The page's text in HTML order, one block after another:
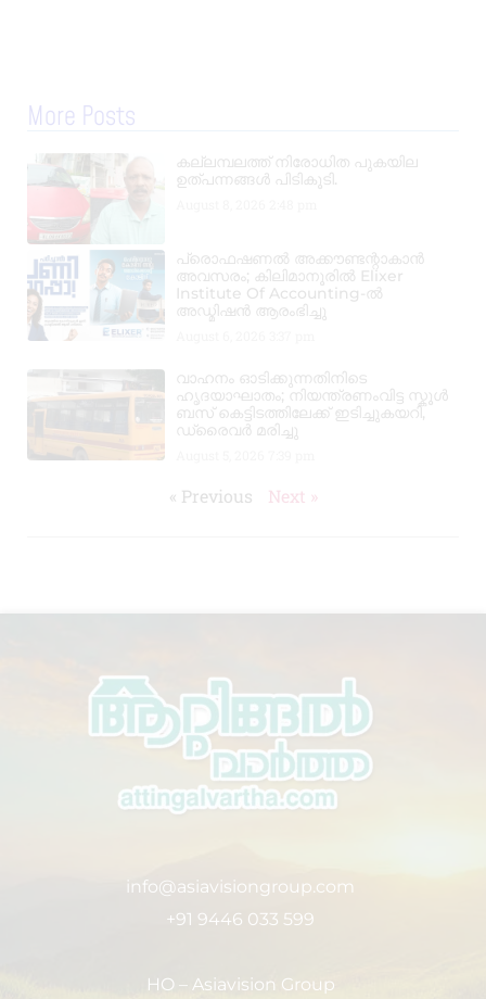
More Posts
കല്ലമ്പലത്ത് നിരോധിത പുകയില
ഉത്പന്നങ്ങൾ പിടികൂടി.
പ്രൊഫഷണൽ അക്കൗണ്ടന്റാകാൻ
അവസരം; കിലിമാനൂരിൽ Elixer
Institute Of Accounting-ൽ
അഡ്മിഷൻ ആരംഭിച്ചു
വാഹനം ഓടിക്കുന്നതിനിടെ
ഹൃദയാഘാതം; നിയന്ത്രണംവിട്ട സ്കൂൾ
ബസ് കെട്ടിടത്തിലേക്ക് ഇടിച്ചുകയറി,
ഡ്രൈവർ മരിച്ചു
« Previous Next »
info@asiavisiongroup.com
+91 9446 033 599
HO – Asiavision Group